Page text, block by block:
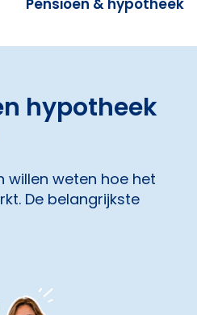
Pensioen & hypotheek
hypotheek
willen weten hoe het
De belangrijkste